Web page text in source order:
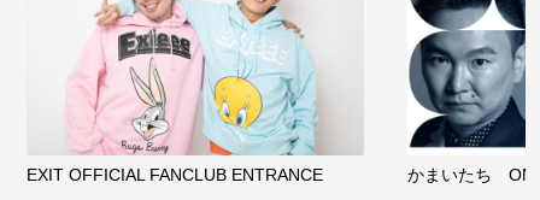
EXIT OFFICIAL FANCLUB ENTRANCE かまいたち